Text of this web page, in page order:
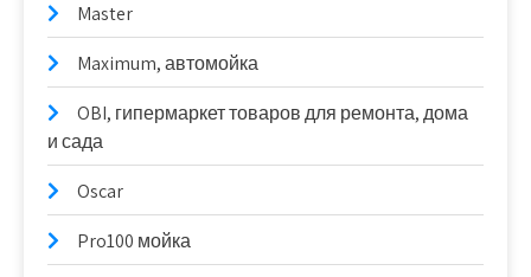
Master
Maximum, автомойка
OBI, гипермаркет товаров для ремонта, дома
и сада
Oscar
Pro100 мойка